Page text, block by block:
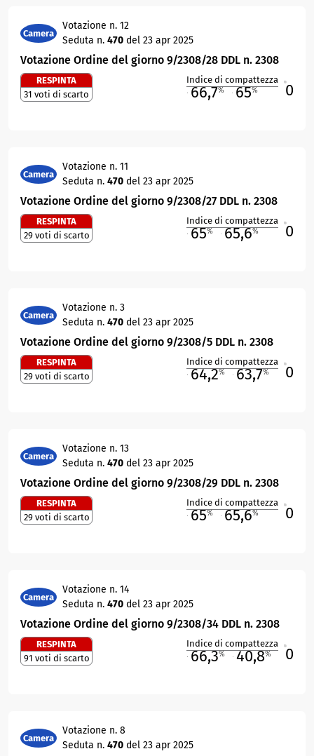
Camera
Votazione n. 12
Seduta n. 470 del 23 apr 2025
Votazione Ordine del giorno 9/2308/28 DDL n. 2308
RESPINTA
31 voti di scarto
Indice di compattezza
66,7% 65% 0
Camera
Votazione n. 11
Seduta n. 470 del 23 apr 2025
Votazione Ordine del giorno 9/2308/27 DDL n. 2308
RESPINTA
29 voti di scarto
Indice di compattezza
65% 65,6% 0
Camera
Votazione n. 3
Seduta n. 470 del 23 apr 2025
Votazione Ordine del giorno 9/2308/5 DDL n. 2308
RESPINTA
29 voti di scarto
Indice di compattezza
64,2% 63,7% 0
Camera
Votazione n. 13
Seduta n. 470 del 23 apr 2025
Votazione Ordine del giorno 9/2308/29 DDL n. 2308
RESPINTA
29 voti di scarto
Indice di compattezza
65% 65,6% 0
Camera
Votazione n. 14
Seduta n. 470 del 23 apr 2025
Votazione Ordine del giorno 9/2308/34 DDL n. 2308
RESPINTA
91 voti di scarto
Indice di compattezza
66,3% 40,8% 0
Camera
Votazione n. 8
Seduta n. 470 del 23 apr 2025